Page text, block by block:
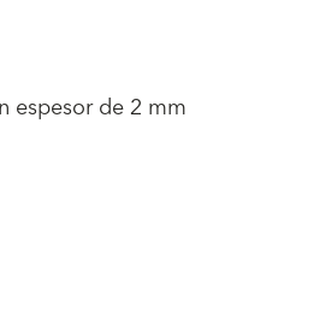
espesor de 2 mm